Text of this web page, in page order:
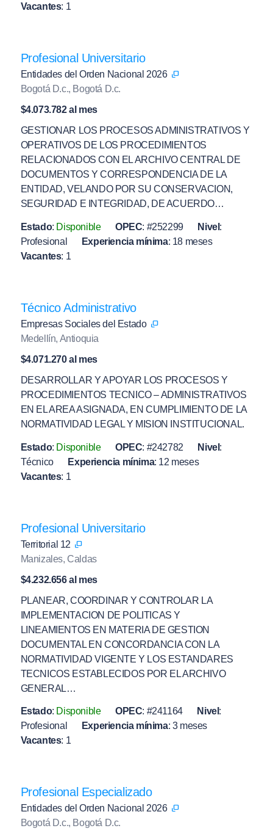
Vacantes: 1
Profesional Universitario
Entidades del Orden Nacional 2026
Bogotá D.c., Bogotá D.c.
$4.073.782 al mes
GESTIONAR LOS PROCESOS ADMINISTRATIVOS Y
OPERATIVOS DE LOS PROCEDIMIENTOS
RELACIONADOS CON EL ARCHIVO CENTRAL DE
DOCUMENTOS Y CORRESPONDENCIA DE LA
ENTIDAD, VELANDO POR SU CONSERVACION,
SEGURIDAD E INTEGRIDAD, DE ACUERDO…
Estado: Disponible OPEC: #252299 Nivel :
Profesional
Experiencia mínima: 18 meses
Vacantes: 1
Técnico Administrativo
Empresas Sociales del Estado
Medellín, Antioquia
$4.071.270 al mes
DESARROLLAR Y APOYAR LOS PROCESOS Y
PROCEDIMIENTOS TECNICO – ADMINISTRATIVOS
EN EL AREA ASIGNADA, EN CUMPLIMIENTO DE LA
NORMATIVIDAD LEGAL Y MISION INSTITUCIONAL.
Estado: Disponible OPEC: #242782 Nivel :
Técnico
Experiencia mínima: 12 meses
Vacantes: 1
Profesional Universitario
Territorial 12
Manizales, Caldas
$4.232.656 al mes
PLANEAR, COORDINAR Y CONTROLAR LA
IMPLEMENTACION DE POLITICAS Y
LINEAMIENTOS EN MATERIA DE GESTION
DOCUMENTAL EN CONCORDANCIA CON LA
NORMATIVIDAD VIGENTE Y LOS ESTANDARES
TECNICOS ESTABLECIDOS POR EL ARCHIVO
GENERAL…
Estado: Disponible OPEC: #241164 Nivel :
Profesional
Experiencia mínima: 3 meses
Vacantes: 1
Profesional Especializado
Entidades del Orden Nacional 2026
Bogotá D.c., Bogotá D.c.